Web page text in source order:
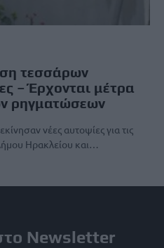
τεσσάρων
– Έρχονται μέτρα
ρηγματώσεων
νέες αυτοψίες για τις
Ηρακλείου και…
Newsletter